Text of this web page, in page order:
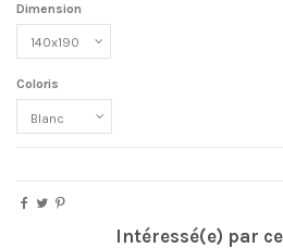
Dimension
Coloris
Intéressé(e) par